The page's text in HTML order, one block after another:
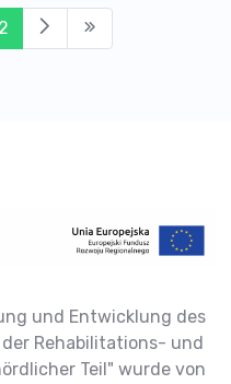
2
und Entwicklung des
Rehabilitations- und
Teil" wurde von